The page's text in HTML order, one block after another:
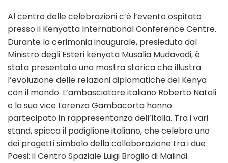
Al centro delle celebrazioni c’è l’evento ospitato
presso il Kenyatta International Conference Centre.
Durante la cerimonia inaugurale, presieduta dal
Ministro degli Esteri kenyota Musalia Mudavadi, è
stata presentata una mostra storica che illustra
l’evoluzione delle relazioni diplomatiche del Kenya
con il mondo. L’ambasciatore italiano Roberto Natali
e la sua vice Lorenza Gambacorta hanno
partecipato in rappresentanza dell’Italia. Tra i vari
stand, spicca il padiglione italiano, che celebra uno
dei progetti simbolo della collaborazione tra i due
Paesi: il Centro Spaziale Luigi Broglio di Malindi.